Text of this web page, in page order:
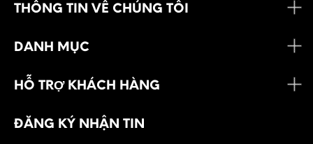
THÔNG TIN VỀ CHÚNG TÔI
DANH MỤC
HỖ TRỢ KHÁCH HÀNG
ĐĂNG KÝ NHẬN TIN